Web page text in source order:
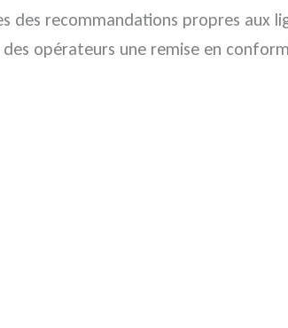
des recommandations propres aux
opérateurs une remise en